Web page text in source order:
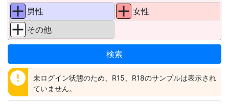
男性
その他
女性
error
未ログイン状態のため、R15、R18のサンプルは表示され
ていません。